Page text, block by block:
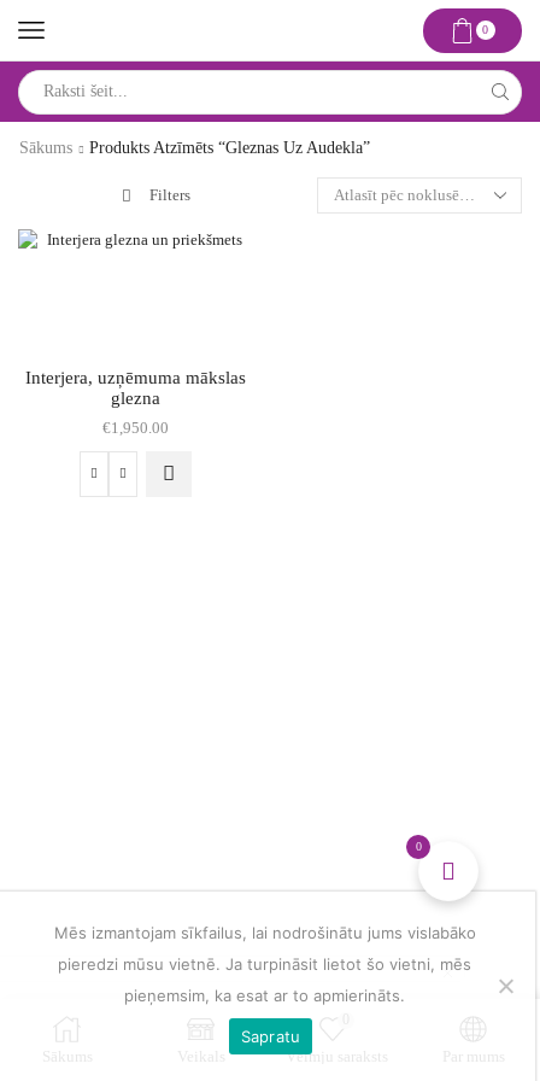
0
input
Sākums
Produkts Atzīmēts “gleznas Uz Audekla”
Filters
Interjera, uzņēmuma mākslas
glezna
€1,950.00
Interjera,
Sākums Veikals Vēlmju saraksts Par mums
0
Mēs izmantojam sīkfailus, lai nodrošinātu jums vislabāko
pieredzi mūsu vietnē. Ja turpināsit lietot šo vietni, mēs
pieņemsim, ka esat ar to apmierināts.
Sapratu